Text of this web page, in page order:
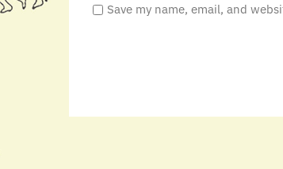
Save my name, email, and